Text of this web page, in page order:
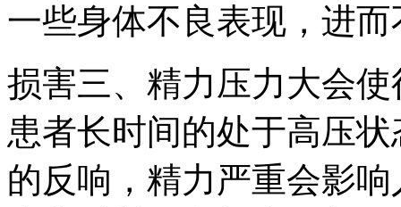
一些身体不良表现，进
损害三、精力压力大会
患者长时间的处于高压
的反响，精力严重会影